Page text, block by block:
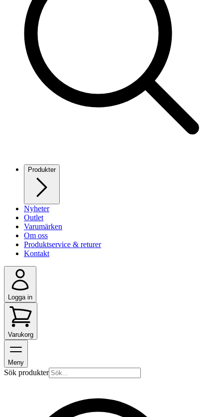
Produkter
Nyheter
Outlet
Varumärken
Om oss
Produktservice & returer
Kontakt
Logga in
Varukorg
Meny
Sök produkter